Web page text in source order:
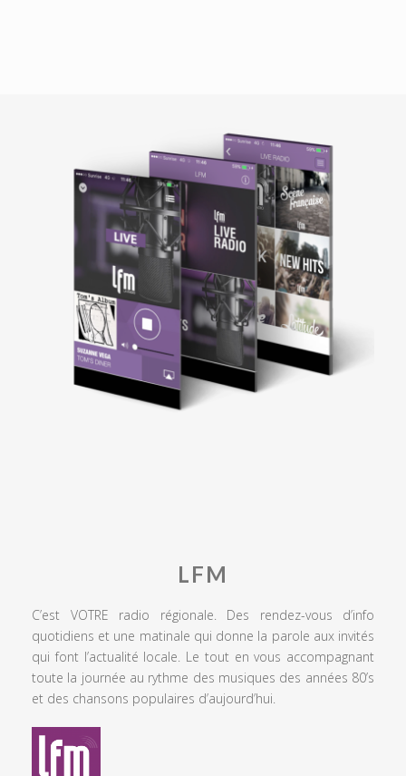
LFM
C’est VOTRE radio régionale. Des rendez-vous d’info
quotidiens et une matinale qui donne la parole aux invités
qui font l’actualité locale. Le tout en vous accompagnant
toute la journée au rythme des musiques des années 80’s
et des chansons populaires d’aujourd’hui.